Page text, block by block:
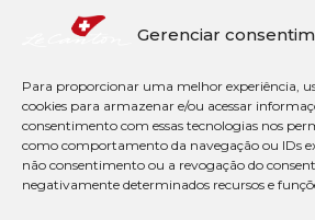
Gerenciar
Para proporcionar uma melhor experiência,
cookies para armazenar e/ou acessar
consentimento com essas tecnologias nos
como comportamento da navegação ou IDs
não consentimento ou a revogação do
negativamente determinados recursos e
© Copyright 2026 Le Canton.